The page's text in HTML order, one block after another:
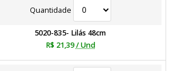
Quantidade
5020-835- Lilás 48cm
R$ 21,39 / Und